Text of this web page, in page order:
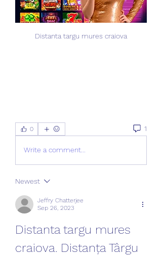
Distanta targu mures craiova
0 1
Write a comment...
Newest
Jeffry Chatterjee
Sep 26, 2023
Distanta targu mures
craiova. Distanța Târgu